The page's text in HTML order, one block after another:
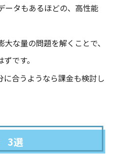
ータもあるほどの、高性能
な量の問題を解くことで、
です。
に合うようなら課金も検討し
3選